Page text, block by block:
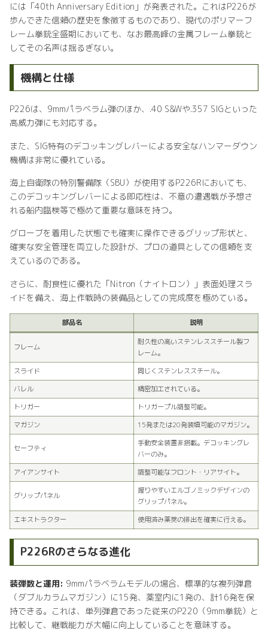
には「40th Anniversary Edition」が発表された。これはP226が
歩んできた信頼の歴史を象徴するものであり、現代のポリマーフ
レーム拳銃全盛期においても、なお最高峰の金属フレーム拳銃と
してその名声は揺るぎない。
機構と仕様
P226は、9mmパラベラム弾のほか、.40 S&Wや.357 SIGといった
高威力弾にも対応する。
また、SIG特有のデコッキングレバーによる安全なハンマーダウン
機構は非常に優れている。
海上自衛隊の特別警備隊（SBU）が使用するP226Rにおいても、
このデコッキングレバーによる即応性は、不意の遭遇戦が予想さ
れる船内臨検等で極めて重要な意味を持つ。
グローブを着用した状態でも確実に操作できるグリップ形状と、
確実な安全管理を両立した設計が、プロの道具としての信頼を支
えているのである。
さらに、耐食性に優れた「Nitron（ナイトロン）」表面処理スラ
イドを備え、海上作戦時の装備品としての完成度を極めている。
部品名 説明
フレーム
耐久性の高いステンレススチール製フ
レーム。
スライド
同じくステンレススチール。
バレル
精密加工されている。
トリガー
トリガープル調整可能。
マガジン
15発または20発装填可能のマガジン。
セーフティ
手動安全装置非搭載。デコッキングレ
バーのみ。
アイアンサイト
調整可能なフロント・リアサイト。
グリップパネル
握りやすいエルゴノミックデザインの
グリップパネル。
エキストラクター
使用済み薬莢の排出を確実に行える。
P226Rのさらなる進化
装弾数と運用: 9mmパラベラムモデルの場合、標準的な複列弾倉
（ダブルカラムマガジン）に15発、薬室内に1発の、計16発を保
持できる。これは、単列弾倉であった従来のP220（9mm拳銃）と
比較して、継戦能力が大幅に向上していることを意味する。